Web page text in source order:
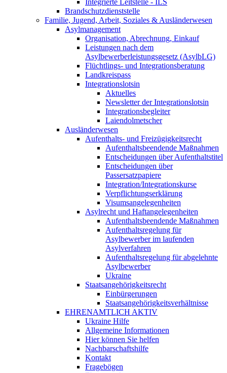
Integrierte Leitstelle - ILS
Brandschutzdienststelle
Familie, Jugend, Arbeit, Soziales & Ausländerwesen
Asylmanagement
Organisation, Abrechnung, Einkauf
Leistungen nach dem
Asylbewerberleistungsgesetz (AsylbLG)
Flüchtlings- und Integrationsberatung
Landkreispass
Integrationslotsin
Aktuelles
Newsletter der Integrationslotsin
Integrationsbegleiter
Laiendolmetscher
Ausländerwesen
Aufenthalts- und Freizügigkeitsrecht
Aufenthaltsbeendende Maßnahmen
Entscheidungen über Aufenthaltstitel
Entscheidungen über
Passersatzpapiere
Integration/Integrationskurse
Verpflichtungserklärung
Visumsangelegenheiten
Asylrecht und Haftangelegenheiten
Aufenthaltsbeendende Maßnahmen
Aufenthaltsregelung für
Asylbewerber im laufenden
Asylverfahren
Aufenthaltsregelung für abgelehnte
Asylbewerber
Ukraine
Staatsangehörigkeitsrecht
Einbürgerungen
Staatsangehörigkeitsverhältnisse
EHRENAMTLICH AKTIV
Ukraine Hilfe
Allgemeine Informationen
Hier können Sie helfen
Nachbarschaftshilfe
Kontakt
Fragebögen